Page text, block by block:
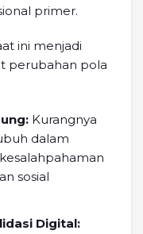
primer.
ini menjadi
perubahan pola
Kurangnya
dalam
sosial
Digital: